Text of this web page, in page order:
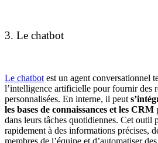
3. Le chatbot
Le chatbot est un agent conversationnel
l’intelligence artificielle pour fournir des
personnalisées. En interne, il peut
les bases de connaissances et les CRM
dans leurs tâches quotidiennes. Cet outil
rapidement à des informations précises,
membres de l’équipe et d’automatiser